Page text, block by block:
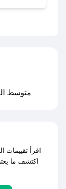
مع صحصح،
متوسط التقييم: 5.0 من 5
اقرأ تقييمات
اكتشف ما